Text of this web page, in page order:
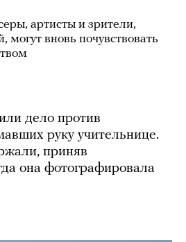
артисты и зрители,
могут вновь почувствовать
дело против
руку учительнице.
приняв
она фотографировала